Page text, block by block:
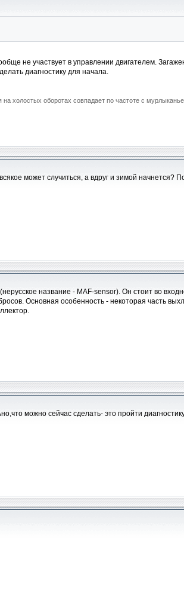
не участвует в управлении двигателем.
диагностику для начала.
на холостых оборотах совпадает по частоте с
может случиться, а вдруг и зимой
название - MAF-sensor). Он стоит во
Основная особенность - некоторая часть
можно сейчас сделать- это пройти